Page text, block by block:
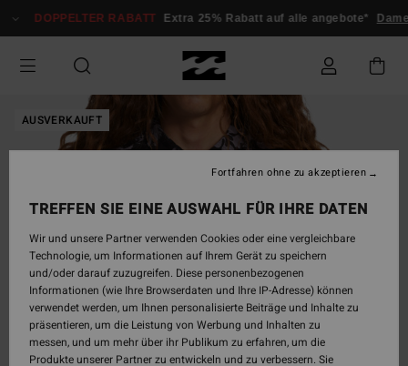
zur
springen
DOPPELTER RABATT Extra 25% Rabatt auf alle angebote*
AUSVERKAUFT
TREFFEN SIE EINE AUSWAHL FÜR IHRE DATEN
Wir und unsere Partner verwenden Cookies oder eine vergleichbare
Technologie, um Informationen auf Ihrem Gerät zu speichern
und/oder darauf zuzugreifen. Diese personenbezogenen
Informationen (wie Ihre Browserdaten und Ihre IP-Adresse) können
verwendet werden, um Ihnen personalisierte Beiträge und Inhalte zu
präsentieren, um die Leistung von Werbung und Inhalten zu
messen, und um mehr über ihr Publikum zu erfahren, um die
Produkte unserer Partner zu entwickeln und zu verbessern. Sie
Fortfahren ohne zu akzeptieren